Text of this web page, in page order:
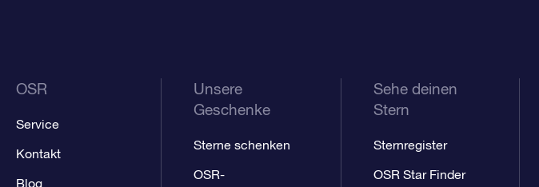
OSR
Service
Kontakt
Blog
Unsere
Geschenke
Sterne schenken
OSR-
Sehe deinen
Stern
Sternregister
OSR Star Finder